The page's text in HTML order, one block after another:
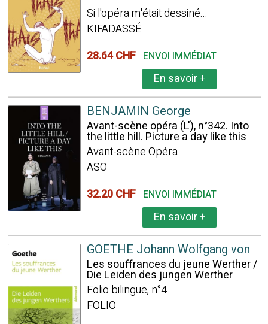
Si l'opéra m'était dessiné...
KIFADASSÉ
28.64 CHF ENVOI IMMÉDIAT
En savoir+
BENJAMIN George
Avant-scène opéra (L'), n°342. Into
the little hill. Picture a day like this
Avant-scène Opéra
ASO
32.20 CHF ENVOI IMMÉDIAT
En savoir+
GOETHE Johann Wolfgang von
Les souffrances du jeune Werther /
Die Leiden des jungen Werther
Folio bilingue, n°4
FOLIO